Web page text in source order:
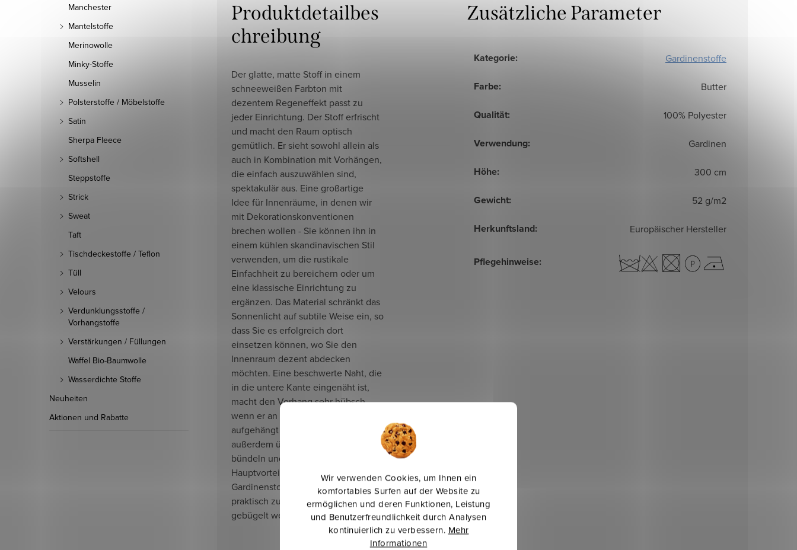
Wir verwenden Cookies, um Ihnen ein
komfortables Surfen auf der Website zu
ermöglichen und deren Funktionen, Leistung
und Benutzerfreundlichkeit durch Analysen
kontinuierlich zu verbessern. Mehr
Informationen
Manchester
Mantelstoffe
Merinowolle
Minky-Stoffe
Musselin
Polsterstoffe / Möbelstoffe
Satin
Sherpa Fleece
Softshell
Steppstoffe
Strick
Sweat
Taft
Tischdeckestoffe / Teflon
Tüll
Velours
Verdunklungsstoffe /
Vorhangstoffe
Verstärkungen / Füllungen
Waffel Bio-Baumwolle
Wasserdichte Stoffe
Neuheiten
Aktionen und Rabatte
Produktdetailbes
chreibung
Der glatte, matte Stoff in einem
schneeweißen Farbton mit
dezentem Regeneffekt passt zu
jeder Einrichtung. Der Stoff erfrischt
und macht den Raum optisch
gemütlich. Er sieht sowohl allein als
auch in Kombination mit Vorhängen,
die einfach auszuwählen sind,
spektakulär aus. Eine großartige
Idee für Innenräume, in denen wir
mit Dekorationskonventionen
brechen wollen - Sie können ihn in
einem kühlen skandinavischen Stil
verwenden, um die rustikale
Einfachheit zu bereichern oder um
eine klassische Einrichtung zu
ergänzen. Das Material schränkt das
Sonnenlicht auf subtile Weise ein, so
dass Sie es erfolgreich dort
einsetzen können, wo Sie den
Innenraum dezent abdecken
möchten. Eine beschwerte Naht, die
in die untere Kante eingenäht ist,
macht den Vorhang sehr hübsch,
wenn er an einer Gardinenstange
aufgehängt wird, und macht es
außerdem überflüssig, den Stoff zu
bündeln und zu säumen. Der
Hauptvorteil des Aden-
Gardinenstoffs ist, dass der Stoff
praktisch zu pflegen ist und nicht
gebügelt werden muss.
Zusätzliche Parameter
Kategorie: Gardinenstoffe
Farbe: Butter
Qualität: 100% Polyester
Verwendung: Gardinen
Höhe: 300 cm
Gewicht: 52 g/m2
Herkunftsland: Europäischer Hersteller
Pflegehinweise: